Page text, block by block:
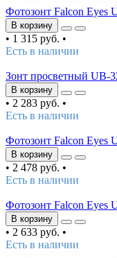
Фотозонт Falcon Eyes
В корзину
• 1 315 руб. •
Есть в наличии
Зонт просветный UB-
В корзину
• 2 283 руб. •
Есть в наличии
Фотозонт Falcon Eyes
В корзину
• 2 478 руб. •
Есть в наличии
Фотозонт Falcon Eyes
В корзину
• 2 633 руб. •
Есть в наличии